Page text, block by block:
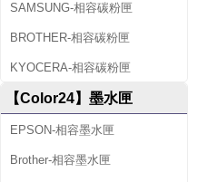
SAMSUNG-相容碳粉匣
BROTHER-相容碳粉匣
KYOCERA-相容碳粉匣
【Color24】墨水匣
EPSON-相容墨水匣
Brother-相容墨水匣